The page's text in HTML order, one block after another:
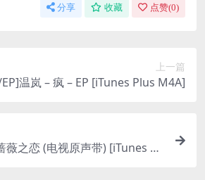
分享 收藏 点赞(0)
上一篇
温岚 – 疯 – EP [iTunes Plus M4A]
薇之恋 (电视原声带) [iTunes Pl